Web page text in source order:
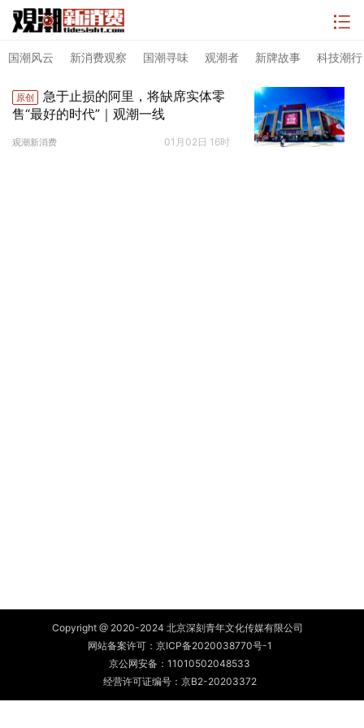
国潮风云 新消费观察 国潮寻味 观潮者 新牌故事 科技潮行
原创
急于止损的阿里，将缺席实体零
售“最好的时代”｜观潮一线
观潮新消费 01月02日 16时
Copyright @ 2020-2024 北京深刻青年文化传媒有限公司
网站备案许可： 京ICP备2020038770号-1
京公网安备： 11010502048533
经营许可证编号：京B2-20203372